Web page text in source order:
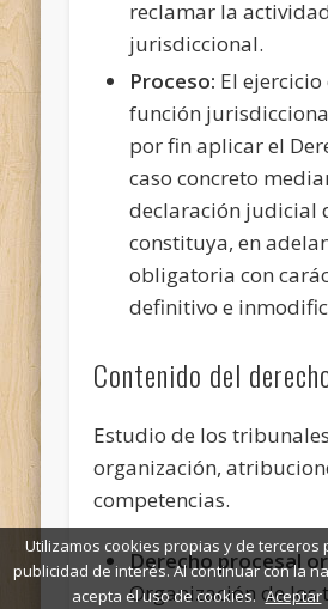
reclamar la actividad
jurisdiccional.
Proceso: El ejercicio
función
por fin aplicar el
caso concreto
declaración judicial
constituya, en
obligatoria con
definitivo e
Contenido del
Estudio de los
organización,
competencias.
Derecho procesal
Organización de los
Utilizamos cookies propias y de
publicidad de interés. Al continuar con la
acepta el uso de cookies. Aceptar